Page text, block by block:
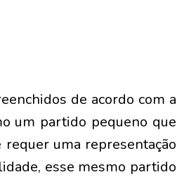
de acordo com a
um partido pequeno que
uma representação
esse mesmo partido